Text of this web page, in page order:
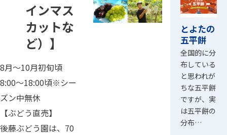
インマス
カットな
ど）】
8月～10月初旬頃
8:00～18:00頃※シー
ズン中無休
【ぶどう直売】
後藤ぶどう園は、70
とよたの
五平餅
全国的に分
布している
と思われが
ちな五平餅
ですが、実
は五平餅の
分布…